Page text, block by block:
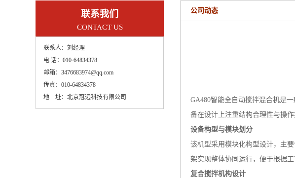
联系我们
CONTACT US
联系人： 刘经理
电 话： 010-64834378
邮箱： 3476683974@qq.com
传真： 010-64834378
地 址： 北京冠远科技有限公司
公司动态
GA480智能全自动搅拌混合机是
备在设计上注重结构合理性与操
设备构型与模块划分
该机型采用模块化构型设计，主
架实现整体协同运行，便于根据工
复合搅拌机构设计